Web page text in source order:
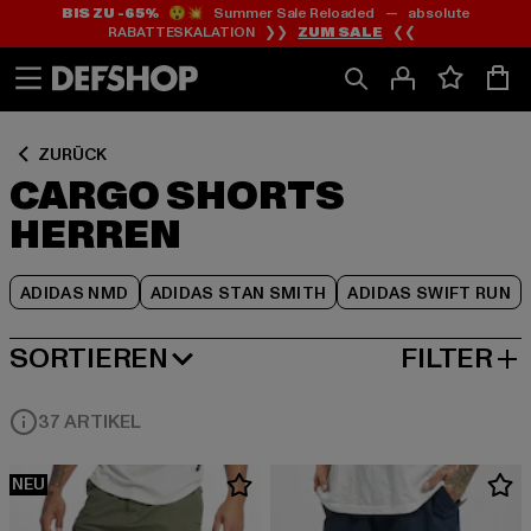
Zum
Inhalt
springen
Zum
Fußzeile
springen
BIS ZU -65%😲💥 Summer Sale Reloaded — absolute
RABATTESKALATION ❯❯ ZUM SALE ❮❮
ZURÜCK
CARGO SHORTS
HERREN
ADIDAS NMD ADIDAS STAN SMITH ADIDAS SWIFT RUN
Zum
Produktraster
springen
SORTIEREN
BELIEBTESTE FILTER
37 ARTIKEL
NEU